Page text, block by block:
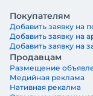
Покупателям
Добавить заявку на
Добавить заявку на
Добавить заявку на
Продавцам
Размещение
Медийная реклама
Нативная рекалма